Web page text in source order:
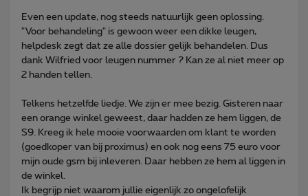
Even een update, nog steeds natuurlijk geen oplossing.
"Voor behandeling" is gewoon weer een dikke leugen,
helpdesk zegt dat ze alle dossier gelijk behandelen. Dus
dank Wilfried voor leugen nummer ? Kan ze al niet meer op
2 handen tellen.
Telkens hetzelfde liedje. We zijn er mee bezig. Gisteren naar
een orange winkel geweest, daar hadden ze hem liggen, de
S9. Kreeg ik hele mooie voorwaarden om klant te worden
(goedkoper van bij proximus) en ook nog eens 75 euro voor
mijn oude gsm bij inleveren. Daar hebben ze hem al liggen in
de winkel.
Ik begrijp niet waarom jullie eigenlijk zo ongelofelijk